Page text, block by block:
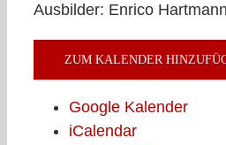
Ausbilder: Enrico Hartmann
ZUM KALENDER
Google Kalender
iCalendar